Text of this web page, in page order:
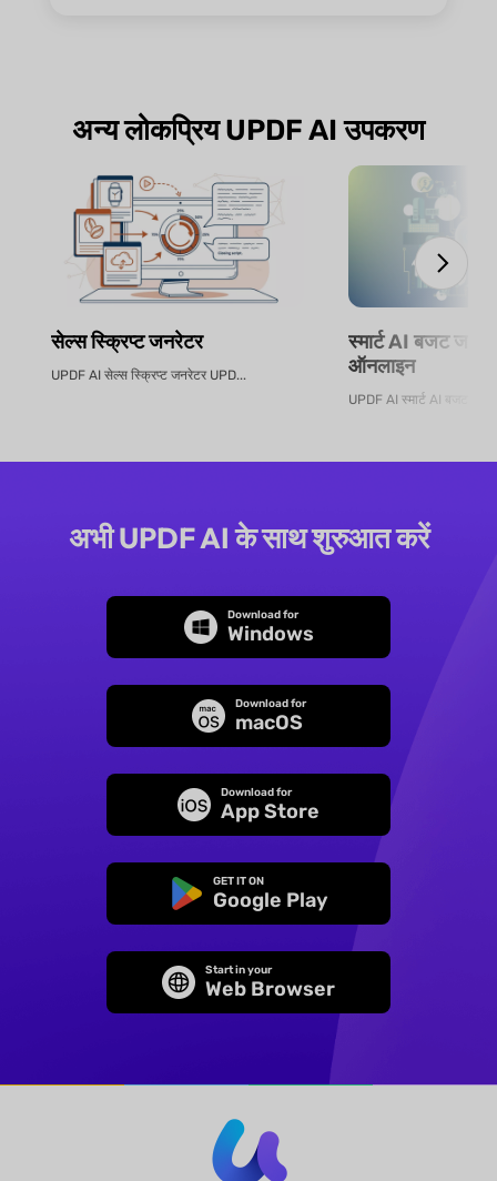
अन्य लोकप्रिय UPDF AI उपकरण
सेल्स स्क्रिप्ट जनरेटर
UPDF AI सेल्स स्क्रिप्ट जनरेटर UPD...
स्मार्ट AI बजट
ऑनलाइन
UPDF AI स्मार्ट AI बजट
अभी UPDF AI के साथ शुरुआत करें
Download for
Windows
Download for
macOS
Download for
App Store
GET IT ON
Google Play
Start in your
Web Browser